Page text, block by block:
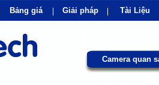
Bảng giá Giải pháp Tài Liệu
products
Camera quan